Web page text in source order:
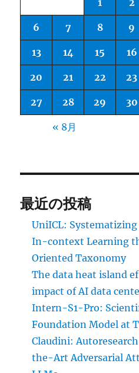
1 2
6 7 8 9
13 14 15 16
20 21 22 23
27 28 29 30
« 8月
最近の投稿
UniICL:
In-context Learning
Oriented Taxonomy
The data heat island
impact of AI data
Intern-S1-Pro:
Foundation Model at
Claudini:
the-Art Adversarial